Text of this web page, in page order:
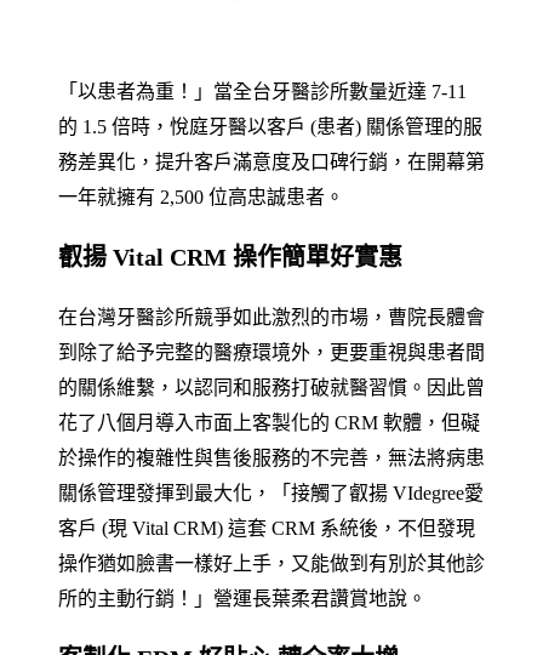
「以患者為重！」當全台牙醫診所數量近達 7-11
的 1.5 倍時，悅庭牙醫以客戶 (患者) 關係管理的服
務差異化，提升客戶滿意度及口碑行銷，在開幕第
一年就擁有 2,500 位高忠誠患者。
叡揚 Vital CRM 操作簡單好實惠
在台灣牙醫診所競爭如此激烈的市場，曹院長體會
到除了給予完整的醫療環境外，更要重視與患者間
的關係維繫，以認同和服務打破就醫習慣。因此曾
花了八個月導入市面上客製化的 CRM 軟體，但礙
於操作的複雜性與售後服務的不完善，無法將病患
關係管理發揮到最大化，「接觸了叡揚 VIdegree愛
客戶 (現 Vital CRM) 這套 CRM 系統後，不但發現
操作猶如臉書一樣好上手，又能做到有別於其他診
所的主動行銷！」營運長葉柔君讚賞地說。